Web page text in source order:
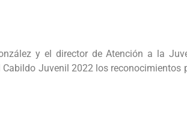
y el director de Atención a la
Juvenil 2022 los reconocimientos